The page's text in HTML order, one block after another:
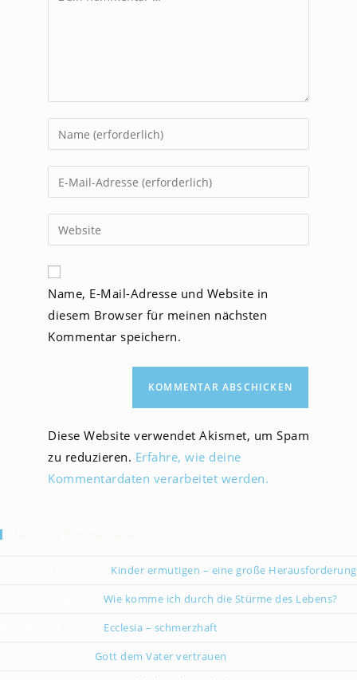
Gib
deinen
Namen
oder
zum
Kommentieren
ein
Gib
deine
E-
Mail-
zum
Kommentieren
ein
Gib
deine
Website-
URL
ein
(optional)
Name, E-Mail-Adresse und Website in
diesem Browser für meinen nächsten
Kommentar speichern.
Diese Website verwendet Akismet, um Spam
zu reduzieren. Erfahre, wie deine
Kommentardaten verarbeitet werden.
Kinder ermutigen – eine große Herausforderung
Wie komme ich durch die Stürme des Lebens?
Ecclesia – schmerzhaft
Gott dem Vater vertrauen